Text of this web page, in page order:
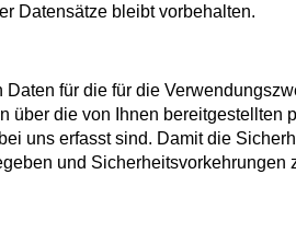
Datensätze bleibt vorbehalten.
für die für die
die von Ihnen bereitgestellten
uns erfasst sind. Damit die
und